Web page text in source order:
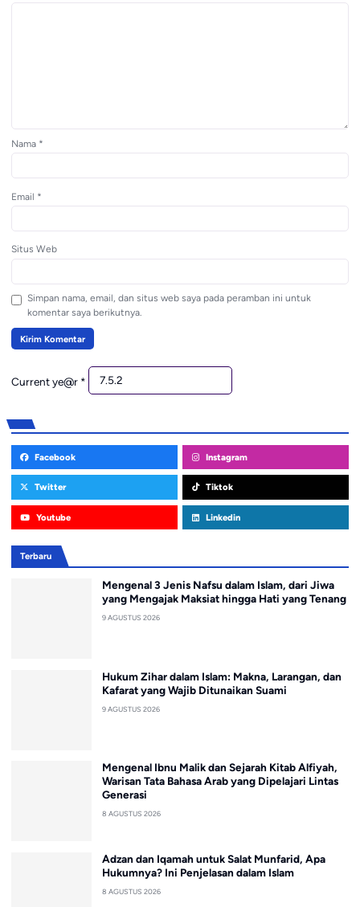
Nama *
Email *
Situs Web
Simpan nama, email, dan situs web saya pada peramban ini untuk
komentar saya berikutnya.
Current ye@r *
Facebook Instagram
Twitter Tiktok
Youtube Linkedin
Terbaru
Mengenal 3 Jenis Nafsu dalam Islam, dari Jiwa
yang Mengajak Maksiat hingga Hati yang Tenang
9 AGUSTUS 2026
Hukum Zihar dalam Islam: Makna, Larangan, dan
Kafarat yang Wajib Ditunaikan Suami
9 AGUSTUS 2026
Mengenal Ibnu Malik dan Sejarah Kitab Alfiyah,
Warisan Tata Bahasa Arab yang Dipelajari Lintas
Generasi
8 AGUSTUS 2026
Adzan dan Iqamah untuk Salat Munfarid, Apa
Hukumnya? Ini Penjelasan dalam Islam
8 AGUSTUS 2026